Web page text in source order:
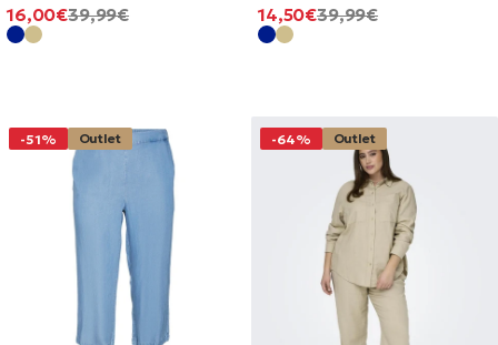
ΚΑΝΟΝΙΚΉ
39,99€
ΕΛΆΧΙΣΤΗ
ΤΙΜΉ
16,00€
ΚΑΝΟΝΙΚΉ
39,99€
ΕΛΆΧΙΣΤΗ
ΤΙΜΉ
14,50€
-51% Outlet -64% Outlet